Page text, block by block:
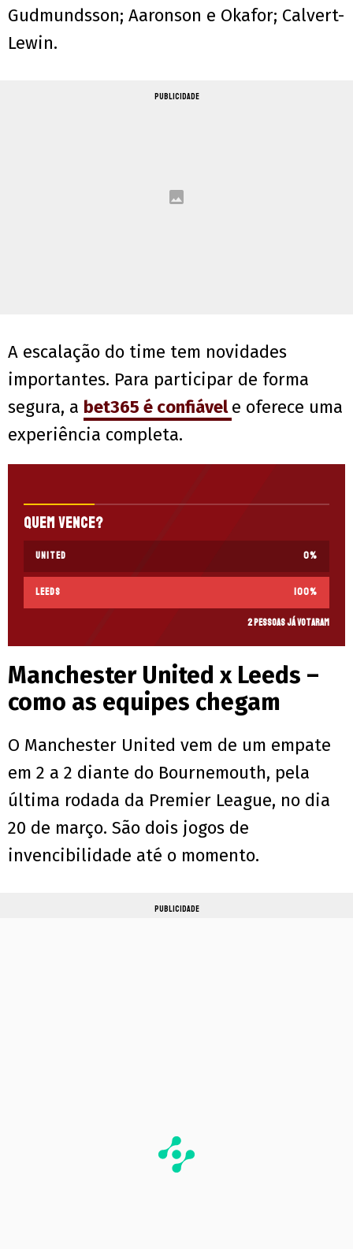
Gudmundsson; Aaronson e Okafor; Calvert-
Lewin.
PUBLICIDADE
A escalação do time tem novidades
importantes. Para participar de forma
segura, a bet365 é confiávele oferece uma
experiência completa.
Quem vence?
United 0%
Leeds 100%
2 pessoas já votaram
Manchester United x Leeds –
como as equipes chegam
O Manchester United vem de um empate
em 2 a 2 diante do Bournemouth, pela
última rodada da Premier League, no dia
20 de março. São dois jogos de
invencibilidade até o momento.
PUBLICIDADE